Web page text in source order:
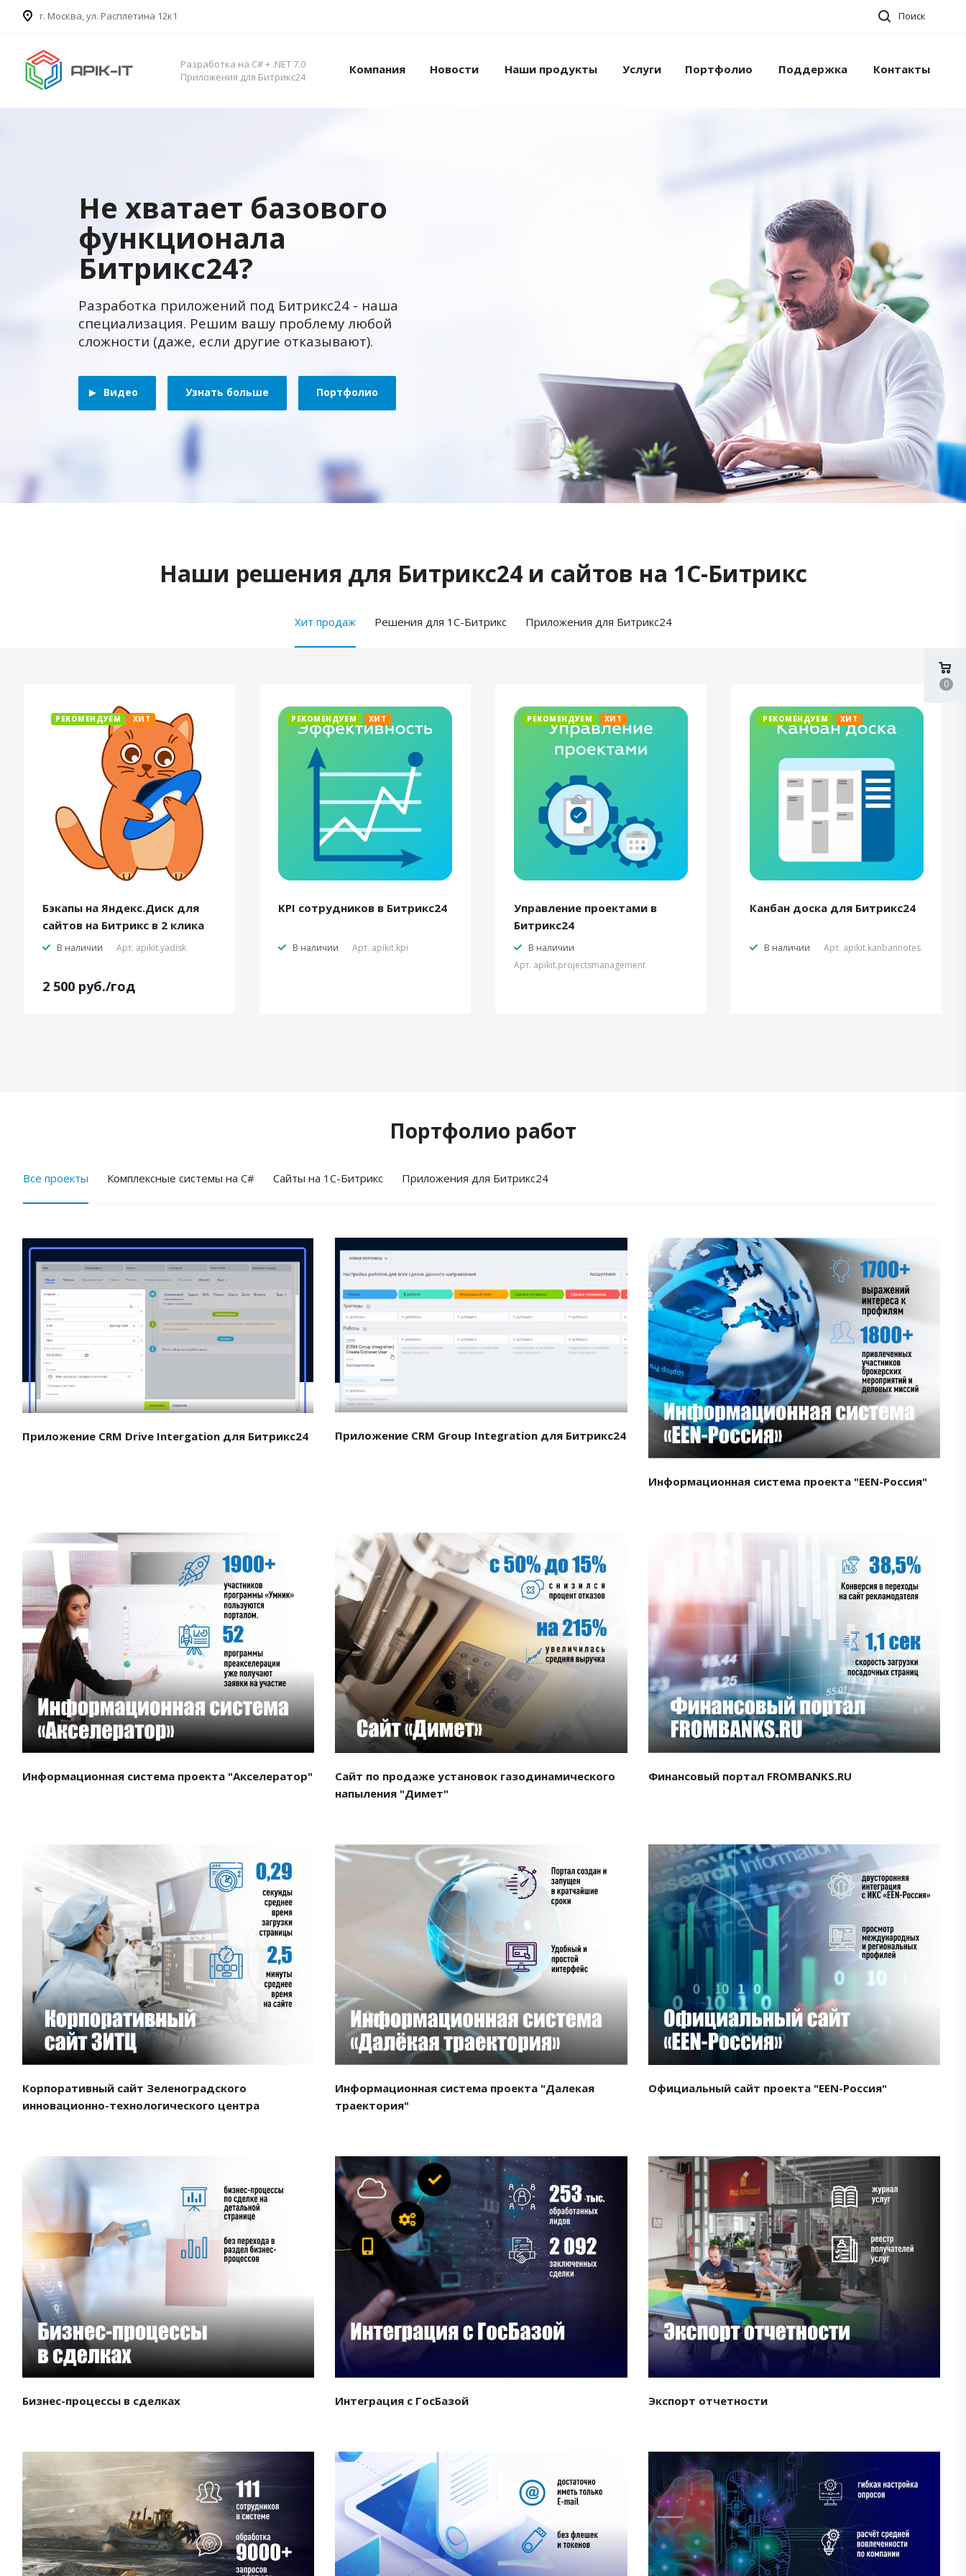
​г. Москва, ул. Расплетина 12к1 Поиск
Разработка на C# + .NET 7.0
Приложения для Битрикс24
Компания Новости Наши продукты Услуги Портфолио Поддержка Контакты
Не хватает базового
функционала
Битрикс24?
Разработка приложений под Битрикс24 - наша
специализация. Решим вашу проблему любой
сложности (даже, если другие отказывают).
Видео Узнать больше Портфолио
Наши решения для Битрикс24 и сайтов на 1С-Битрикс
Хит продаж Решения для 1С-Битрикс Приложения для Битрикс24
РЕКОМЕНДУЕМ ХИТ
Бэкапы на Яндекс.Диск для
сайтов на Битрикс в 2 клика
В наличии Арт. apikit.yadisk
2 500 руб./год
РЕКОМЕНДУЕМ ХИТ
KPI сотрудников в Битрикс24
В наличии Арт. apikit.kpi
РЕКОМЕНДУЕМ ХИТ
Управление проектами в
Битрикс24
В наличии
Арт. apikit.projectsmanagement
РЕКОМЕНДУЕМ ХИТ
Канбан доска для Битрикс24
В наличии Арт. apikit.kanbannotes
Портфолио работ
Все проекты Комплексные системы на C# Cайты на 1С-Битрикс Приложения для Битрикс24
Смотреть проект
Приложение CRM Drive Intergation для Битрикс24 Приложение CRM Group Integration для Битрикс24
Смотреть проект
Информационная система проекта "EEN-Россия"
Смотреть проект
Информационная система проекта "Акселератор"
Смотреть проект
Сайт по продаже установок газодинамического
напыления "Димет"
Смотреть проект
Финансовый портал FROMBANKS.RU
Смотреть проект
Корпоративный сайт Зеленоградского
инновационно-технологического центра
Смотреть проект
Информационная система проекта "Далекая
траектория"
Смотреть проект
Официальный сайт проекта "EEN-Россия"
Бизнес-процессы в сделках
Смотреть проект
Интеграция с ГосБазой
Смотреть проект
Экспорт отчетности
Смотреть проект Смотреть проект Смотреть проект
0